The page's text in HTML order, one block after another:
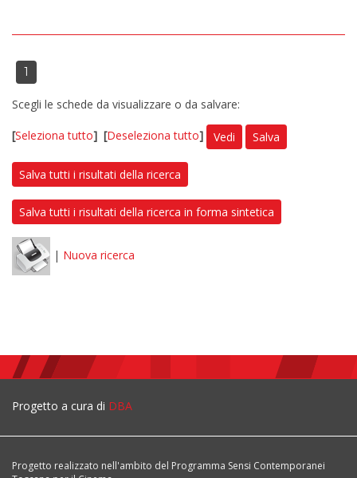
1
Scegli le schede da visualizzare o da salvare:
[Seleziona tutto] [Deseleziona tutto] Vedi Salva
Salva tutti i risultati della ricerca
Salva tutti i risultati della ricerca in forma sintetica
| Nuova ricerca
Progetto a cura di DBA
Progetto realizzato nell'ambito del Programma Sensi Contemporanei